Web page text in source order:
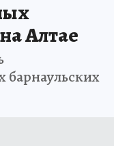
Алтае
барнаульских